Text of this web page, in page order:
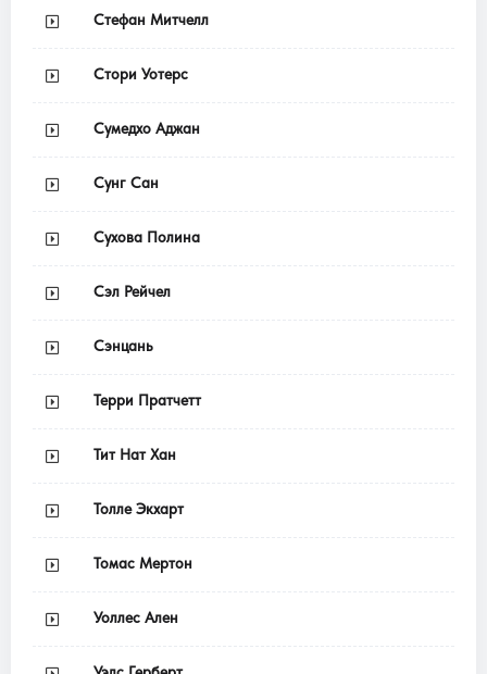
Стефан Митчелл
Стори Уотерс
Сумедхо Аджан
Сунг Сан
Сухова Полина
Сэл Рейчел
Сэнцань
Терри Пратчетт
Тит Нат Хан
Толле Экхарт
Томас Мертон
Уоллес Ален